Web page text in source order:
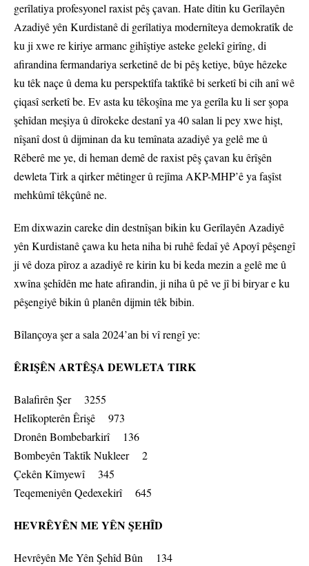
gerîlatiya profesyonel raxist pêş çavan. Hate dîtin ku Gerîlayên
Azadiyê yên Kurdistanê di gerîlatiya modernîteya demokratîk de
ku ji xwe re kiriye armanc gihîştiye asteke gelekî girîng, di
afirandina fermandariya serketinê de bi pêş ketiye, bûye hêzeke
ku têk naçe û dema ku perspektîfa taktîkê bi serketî bi cih anî wê
çiqasî serketî be. Ev asta ku têkoşîna me ya gerîla ku li ser şopa
şehîdan meşiya û dîrokeke destanî ya 40 salan li pey xwe hişt,
nîşanî dost û dijminan da ku temînata azadiyê ya gelê me û
Rêberê me ye, di heman demê de raxist pêş çavan ku êrîşên
dewleta Tirk a qirker mêtinger û rejîma AKP-MHP’ê ya faşîst
mehkûmî têkçûnê ne.
Em dixwazin careke din destnîşan bikin ku Gerîlayên Azadiyê
yên Kurdistanê çawa ku heta niha bi ruhê fedaî yê Apoyî pêşengî
ji vê doza pîroz a azadiyê re kirin ku bi keda mezin a gelê me û
xwîna şehîdên me hate afirandin, ji niha û pê ve jî bi biryar e ku
pêşengiyê bikin û planên dijmin têk bibin.
Bîlançoya şer a sala 2024’an bi vî rengî ye:
ÊRIŞÊN ARTÊŞA DEWLETA TIRK
Balafirên Şer 3255
Helîkopterên Êrişê 973
Dronên Bombebarkirî 136
Bombeyên Taktîk Nukleer 2
Çekên Kîmyewî 345
Teqemeniyên Qedexekirî 645
HEVRÊYÊN ME YÊN ŞEHÎD
Hevrêyên Me Yên Şehîd Bûn 134